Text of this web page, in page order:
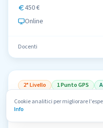
450 €
Online
Docenti
2° Livello 1 Punto GPS
La Civiltà Letteraria
Cookie analitici per migliorare
Info